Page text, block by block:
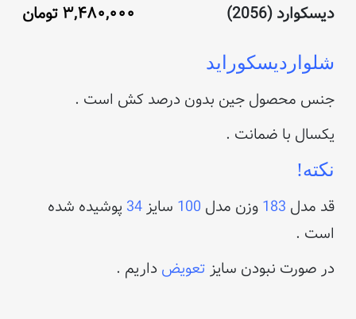
دیسکوارد (2056) ۳,۴۸۰,۰۰۰ تومان
شلواردیسکوراید
جنس محصول جین بدون درصد کش است .
یکسال با ضمانت .
نکته!
قد مدل 183 وزن مدل 100 سایز34 پوشیده شده
است .
در صورت نبودن سایز تعویض داریم .